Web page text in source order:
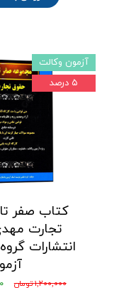
کتاب صفر
تجارت
انتشارات
۱,۲۰۰,۰۰۰ تومان
آزمون وکالت
۵ درصد